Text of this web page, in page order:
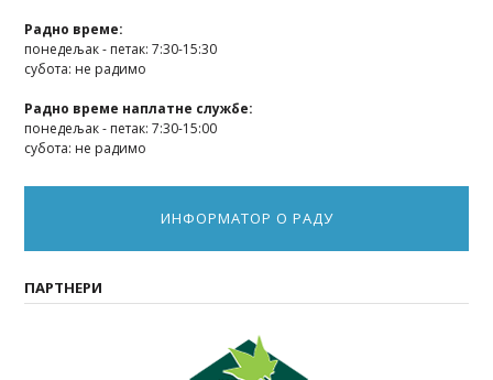
Радно време:
понедељак - петак: 7:30-15:30
субота: не радимо
Радно време наплатне службе:
понедељак - петак: 7:30-15:00
субота: не радимо
ИНФОРМАТОР О РАДУ
ПАРТНЕРИ